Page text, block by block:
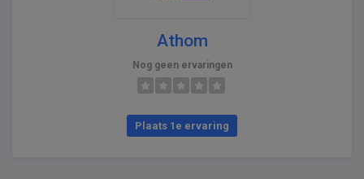
Athom
Nog geen ervaringen
Plaats 1e ervaring